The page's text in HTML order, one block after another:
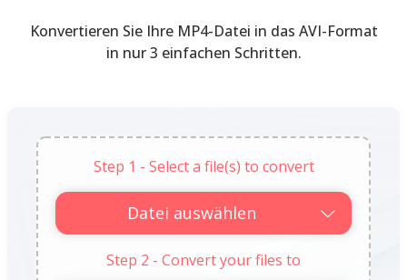
Konvertieren Sie Ihre MP4-Datei in das AVI-Format
in nur 3 einfachen Schritten.
Step 1 - Select a file(s) to convert
Datei auswählen
Step 2 - Convert your files to